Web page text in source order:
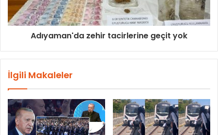
Adıyaman'da zehir tacirlerine geçit yok
İlgili Makaleler